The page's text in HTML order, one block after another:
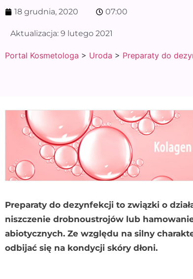
18 grudnia, 2020 07:00
Aktualizacja: 9 lutego 2021
Portal Kosmetologa > Uroda > Preparaty do
Preparaty do dezynfekcji to związki o
niszczenie drobnoustrojów lub
abiotycznych. Ze względu na silny
odbijać się na kondycji skóry dłoni.